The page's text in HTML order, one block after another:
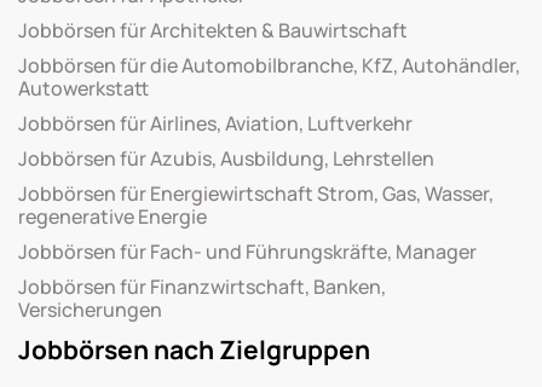
Jobbörsen für Architekten & Bauwirtschaft
Jobbörsen für die Automobilbranche, KfZ, Autohändler,
Autowerkstatt
Jobbörsen für Airlines, Aviation, Luftverkehr
Jobbörsen für Azubis, Ausbildung, Lehrstellen
Jobbörsen für Energiewirtschaft Strom, Gas, Wasser,
regenerative Energie
Jobbörsen für Fach- und Führungskräfte, Manager
Jobbörsen für Finanzwirtschaft, Banken,
Versicherungen
Jobbörsen nach Zielgruppen